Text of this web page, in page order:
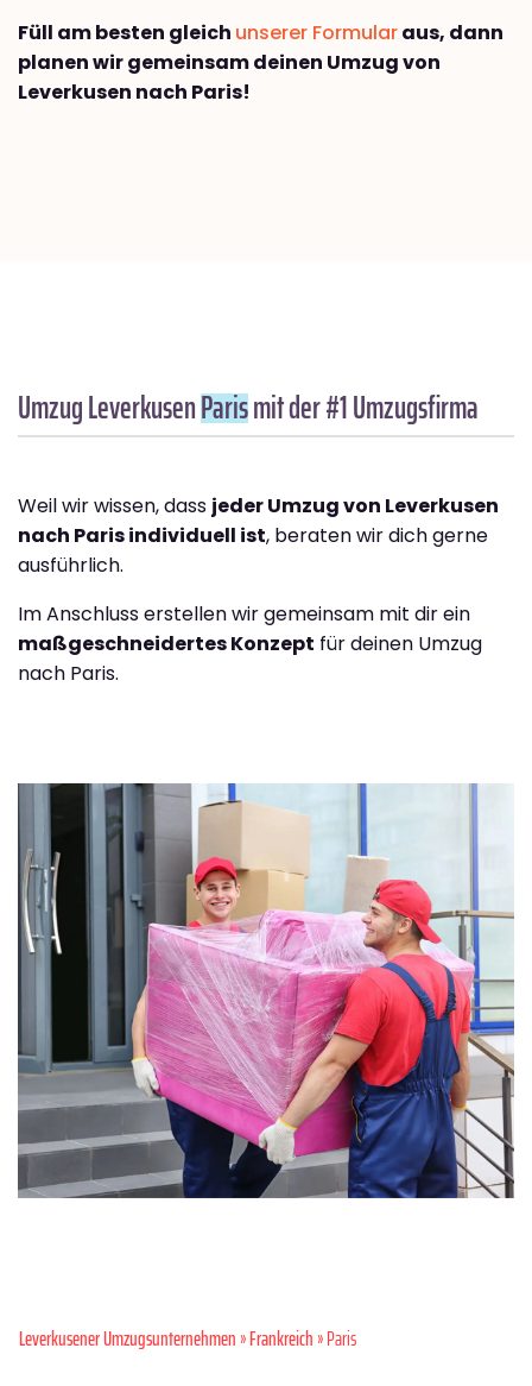
Füll am besten gleich unserer Formularaus, dann
planen wir gemeinsam deinen Umzug von
Leverkusen nach Paris!
Umzug LeverkusenParismit der #1 Umzugsfirma
Weil wir wissen, dass jeder Umzug von Leverkusen
nach Paris individuell ist, beraten wir dich gerne
ausführlich.
Im Anschluss erstellen wir gemeinsam mit dir ein
maßgeschneidertes Konzept für deinen Umzug
nach Paris.
Leverkusener Umzugsunternehmen»Frankreich» Paris